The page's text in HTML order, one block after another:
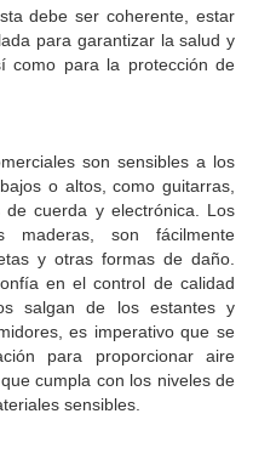
debe ser coherente, estar
para garantizar la salud y
como para la protección de
son sensibles a los
o altos, como guitarras,
de cuerda y electrónica. Los
maderas, son fácilmente
y otras formas de daño.
en el control de calidad
salgan de los estantes y
es imperativo que se
para proporcionar aire
cumpla con los niveles de
sensibles.